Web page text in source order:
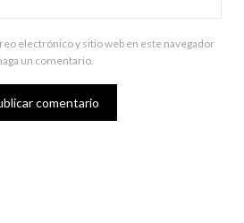
electrónico y sitio web en este navegador
un comentario.